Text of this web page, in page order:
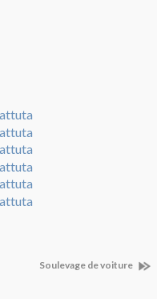
Soulevage de voiture